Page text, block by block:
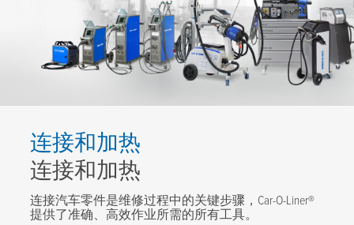
连接和加热
连接和加热
连接汽车零件是维修过程中的关键步骤，Car-O-Liner®
提供了准确、高效作业所需的所有工具。